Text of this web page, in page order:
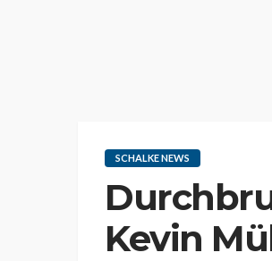
SCHALKE NEWS
Kevin